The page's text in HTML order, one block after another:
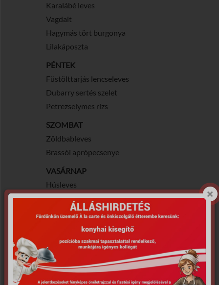
Karalábé leves
Vagdalt
Hagymás tört burgonya
Lilakáposzta
PÉNTEK
Füstölttarjás lencseleves
Dubarry sertés szelet
Petrezselymes rizs
SZOMBAT
Zöldbableves
Brassói aprópecsenye
VASÁRNAP
Húsleves
Lacipecsenye
Petrezselymes burgonya
Állandó kínálat:Napi leves és
választható (rántott szelet, rántott
sajt, roston szelet ,cordon
bleu+köret)